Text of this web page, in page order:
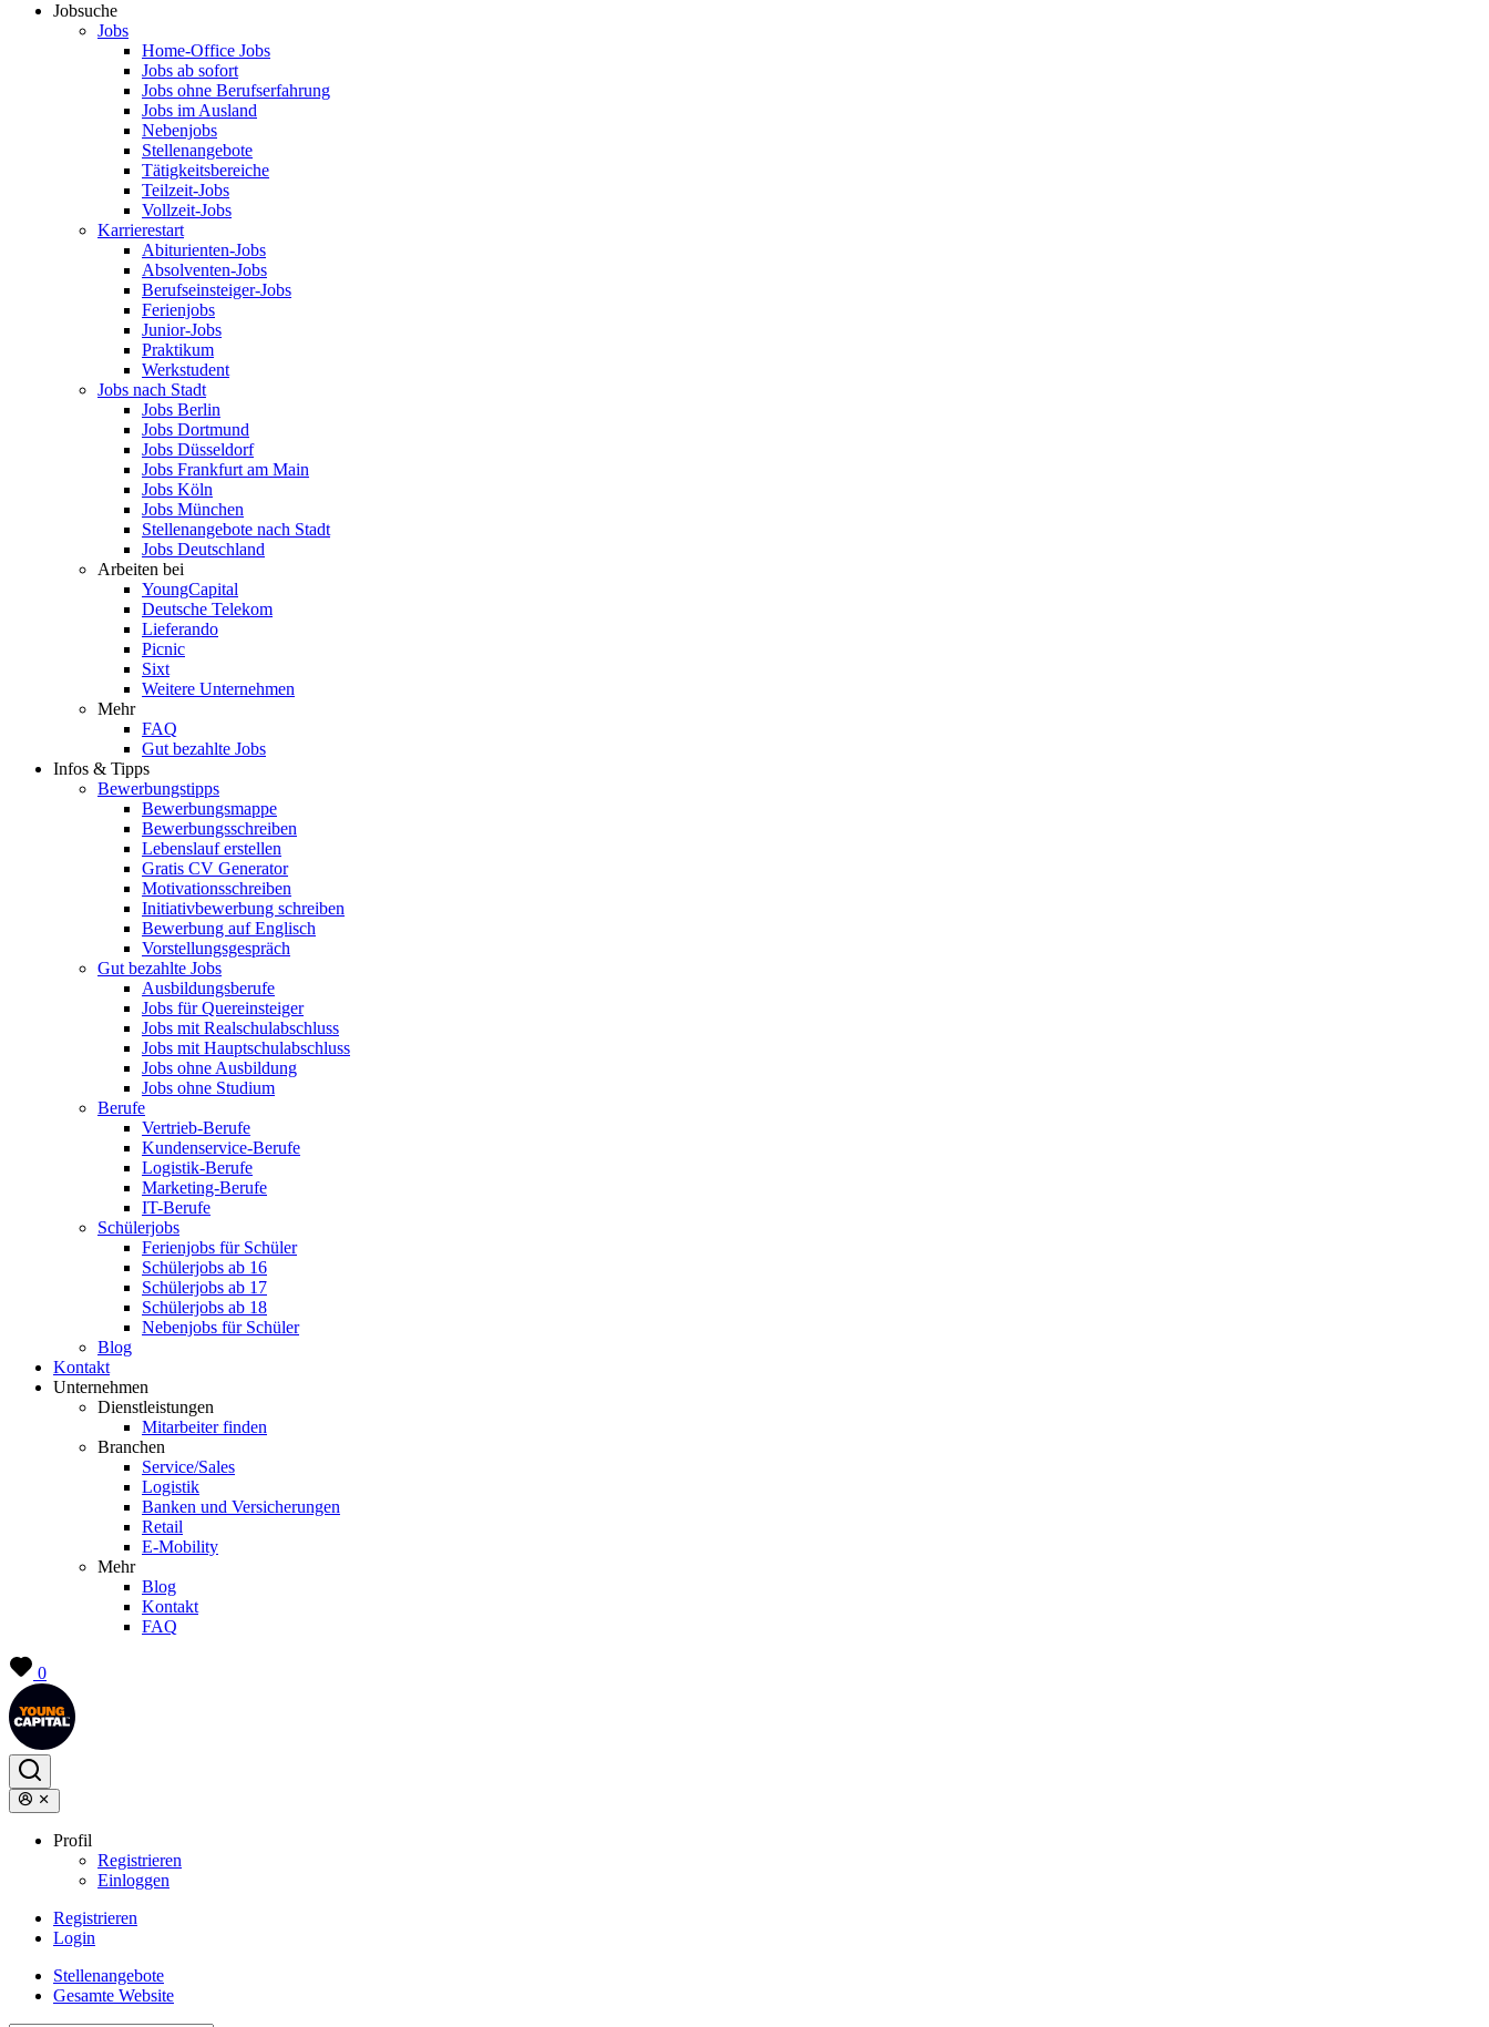
Jobsuche
Jobs
Home-Office Jobs
Jobs ab sofort
Jobs ohne Berufserfahrung
Jobs im Ausland
Nebenjobs
Stellenangebote
Tätigkeitsbereiche
Teilzeit-Jobs
Vollzeit-Jobs
Karrierestart
Abiturienten-Jobs
Absolventen-Jobs
Berufseinsteiger-Jobs
Ferienjobs
Junior-Jobs
Praktikum
Werkstudent
Jobs nach Stadt
Jobs Berlin
Jobs Dortmund
Jobs Düsseldorf
Jobs Frankfurt am Main
Jobs Köln
Jobs München
Stellenangebote nach Stadt
Jobs Deutschland
Arbeiten bei
YoungCapital
Deutsche Telekom
Lieferando
Picnic
Sixt
Weitere Unternehmen
Mehr
FAQ
Gut bezahlte Jobs
Infos & Tipps
Bewerbungstipps
Bewerbungsmappe
Bewerbungsschreiben
Lebenslauf erstellen
Gratis CV Generator
Motivationsschreiben
Initiativbewerbung schreiben
Bewerbung auf Englisch
Vorstellungsgespräch
Gut bezahlte Jobs
Ausbildungsberufe
Jobs für Quereinsteiger
Jobs mit Realschulabschluss
Jobs mit Hauptschulabschluss
Jobs ohne Ausbildung
Jobs ohne Studium
Berufe
Vertrieb-Berufe
Kundenservice-Berufe
Logistik-Berufe
Marketing-Berufe
IT-Berufe
Schülerjobs
Ferienjobs für Schüler
Schülerjobs ab 16
Schülerjobs ab 17
Schülerjobs ab 18
Nebenjobs für Schüler
Blog
Kontakt
Unternehmen
Dienstleistungen
Mitarbeiter finden
Branchen
Service/Sales
Logistik
Banken und Versicherungen
Retail
E-Mobility
Mehr
Blog
Kontakt
FAQ
0
Profil
Registrieren
Einloggen
Registrieren
Login
Stellenangebote
Gesamte Website